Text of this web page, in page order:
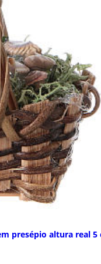
presépio altura real 5